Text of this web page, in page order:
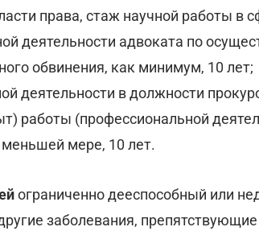
права, стаж научной работы в
деятельности адвоката по
обвинения, как минимум, 10 лет;
деятельности в должности
работы (профессиональной
мере, 10 лет.
ограниченно дееспособный или
заболевания,